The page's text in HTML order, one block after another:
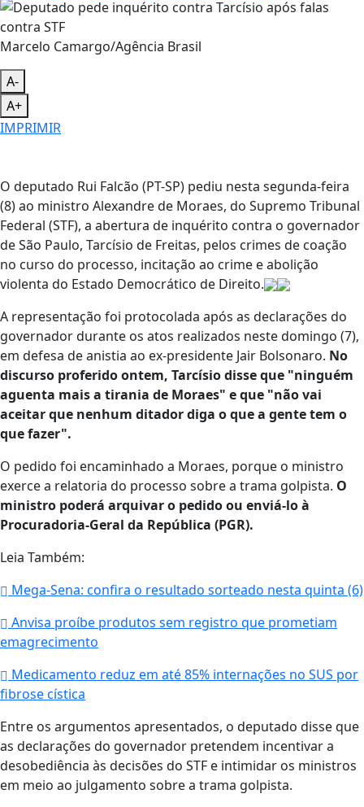
Marcelo Camargo/Agência Brasil
A-
A+
IMPRIMIR
O deputado Rui Falcão (PT-SP) pediu nesta segunda-feira
(8) ao ministro Alexandre de Moraes, do Supremo Tribunal
Federal (STF), a abertura de inquérito contra o governador
de São Paulo, Tarcísio de Freitas, pelos crimes de coação
no curso do processo, incitação ao crime e abolição
violenta do Estado Democrático de Direito.
A representação foi protocolada após as declarações do
governador durante os atos realizados neste domingo (7),
em defesa de anistia ao ex-presidente Jair Bolsonaro. No
discurso proferido ontem, Tarcísio disse que "ninguém
aguenta mais a tirania de Moraes" e que "não vai
aceitar que nenhum ditador diga o que a gente tem o
que fazer".
O pedido foi encaminhado a Moraes, porque o ministro
exerce a relatoria do processo sobre a trama golpista. O
ministro poderá arquivar o pedido ou enviá-lo à
Procuradoria-Geral da República (PGR).
Leia Também:
Mega-Sena: confira o resultado sorteado nesta quinta (6)
Anvisa proíbe produtos sem registro que prometiam
emagrecimento
Medicamento reduz em até 85% internações no SUS por
fibrose cística
Entre os argumentos apresentados, o deputado disse que
as declarações do governador pretendem incentivar a
desobediência às decisões do STF e intimidar os ministros
em meio ao julgamento sobre a trama golpista.